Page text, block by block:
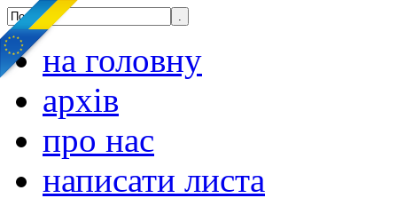
на головну
архів
про нас
написати листа